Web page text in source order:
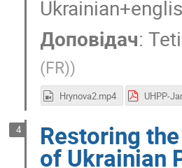
Доповідач:
(FR))
Hrynova2.mp4
4 Restoring
of Ukrainian